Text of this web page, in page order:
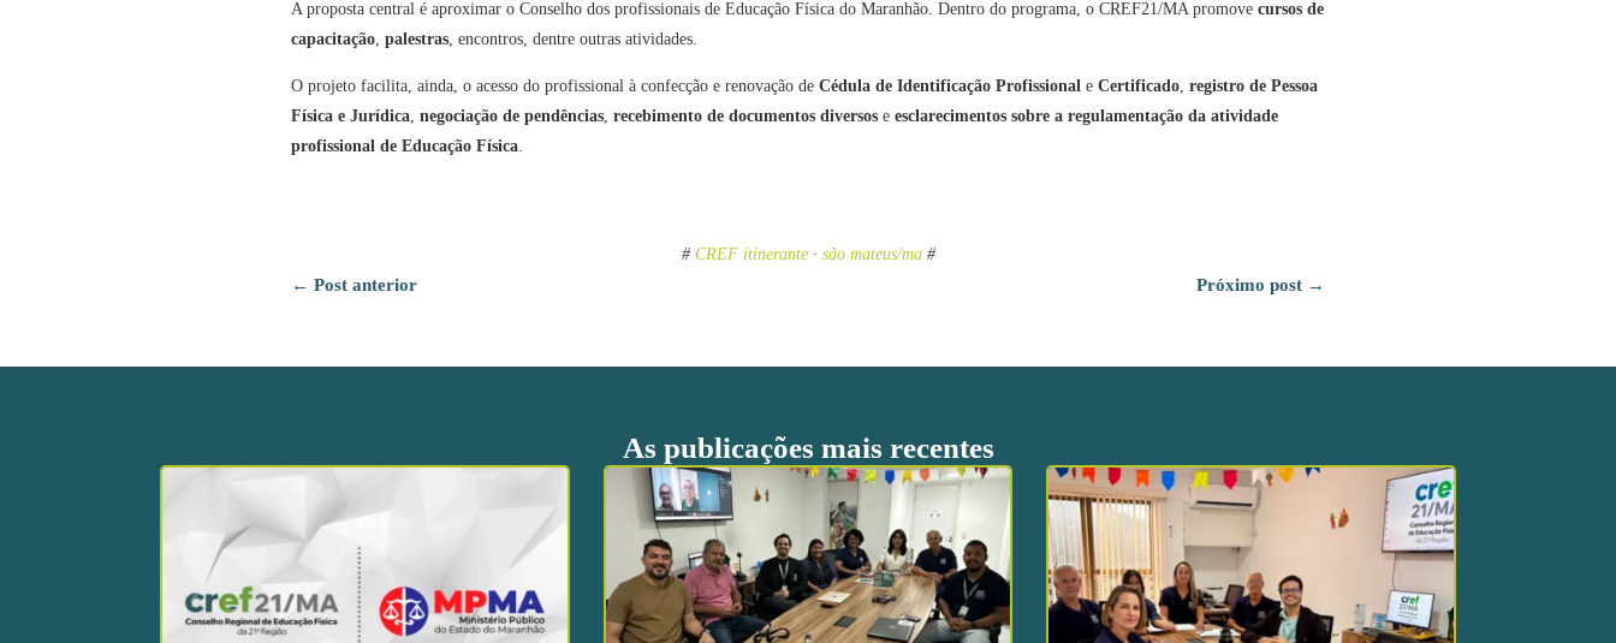
A proposta central é aproximar o Conselho dos profissionais de Educação Física do Maranhão. Dentro do programa, o CREF21/MA promove cursos de
capacitação, palestras, encontros, dentre outras atividades.
O projeto facilita, ainda, o acesso do profissional à confecção e renovação de Cédula de Identificação Profissionale Certificado, registro de Pessoa
Física e Jurídica, negociação de pendências, recebimento de documentos diversose esclarecimentos sobre a regulamentação da atividade
profissional de Educação Física.
# CREF itinerante· são mateus/ma#
← Post anterior Próximo post →
As publicações mais recentes